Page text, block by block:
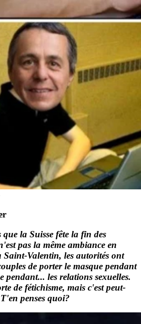
la Suisse fête la fin des
pas la même ambiance en
Valentin, les autorités ont
de porter le masque pendant
pendant... les relations sexuelles.
de fétichisme, mais c'est peut-
penses quoi?